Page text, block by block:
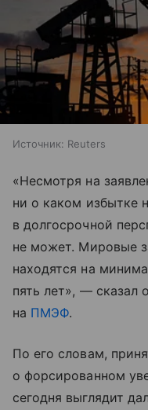
Источник: Reuters
«Несмотря на
ни о каком избытке
в долгосрочной
не может. Мировые
находятся на
пять лет», — сказал
на ПМЭФ.
По его словам,
о форсированном
сегодня выглядит